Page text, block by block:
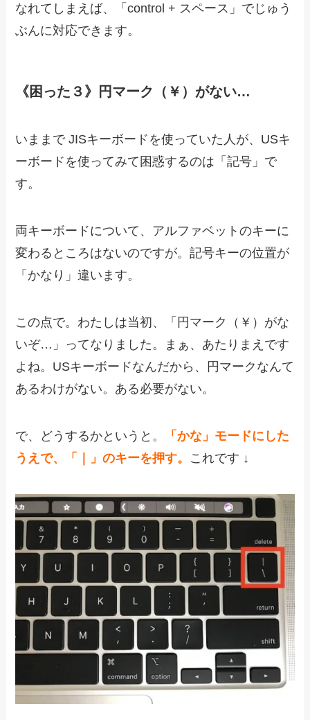
なれてしまえば、「control + スペース」でじゅう
ぶんに対応できます。
《困った３》円マーク（￥）がない…
いままで JISキーボードを使っていた人が、USキ
ーボードを使ってみて困惑するのは「記号」で
す。
両キーボードについて、アルファベットのキーに
変わるところはないのですが。記号キーの位置が
「かなり」違います。
この点で。わたしは当初、「円マーク（￥）がな
いぞ…」ってなりました。まぁ、あたりまえです
よね。USキーボードなんだから、円マークなんて
あるわけがない。ある必要がない。
で、どうするかというと。
「かな」モードにした
うえで、「｜」のキーを押す。 これです ↓